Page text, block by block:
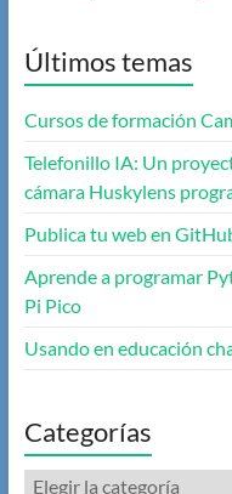
Últimos temas
Cursos de formación
Telefonillo IA: Un
cámara Huskylens
Publica tu web en
Aprende a programar
Pi Pico
Usando en educación
Categorías
Categorías